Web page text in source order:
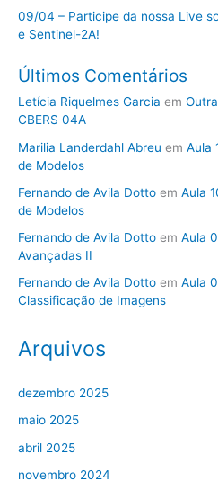
09/04 – Participe da nossa Live
e Sentinel-2A!
Últimos Comentários
Letícia Riquelmes Garcia em
CBERS 04A
Marilia Landerdahl Abreu em Aula
de Modelos
Fernando de Avila Dotto em Aula
de Modelos
Fernando de Avila Dotto em Aula
Avançadas II
Fernando de Avila Dotto em Aula
Classificação de Imagens
Arquivos
dezembro 2025
maio 2025
abril 2025
novembro 2024